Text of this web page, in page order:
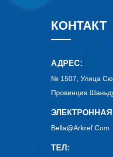
КОНТАКТ
АДРЕС:
№ 1507, Улица
Провинция
Bella@arkref.com
ТЕЛ: